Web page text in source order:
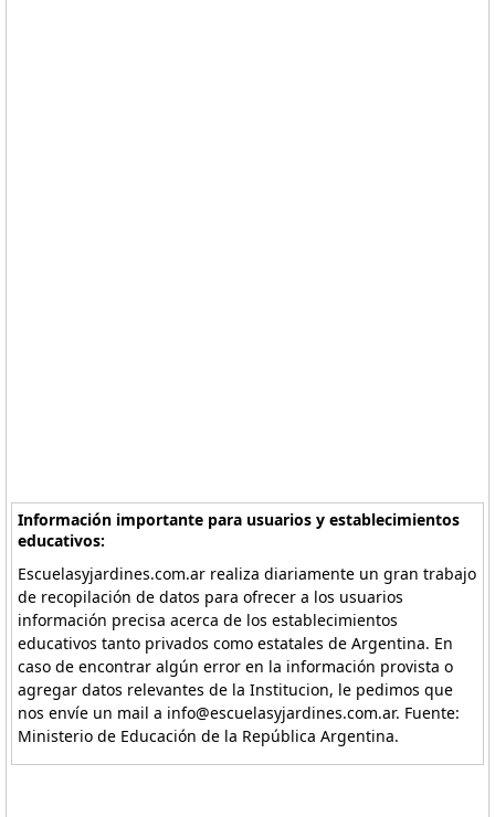
Información importante para usuarios y establecimientos
educativos:
Escuelasyjardines.com.ar realiza diariamente un gran trabajo
de recopilación de datos para ofrecer a los usuarios
información precisa acerca de los establecimientos
educativos tanto privados como estatales de Argentina. En
caso de encontrar algún error en la información provista o
agregar datos relevantes de la Institucion, le pedimos que
nos envíe un mail a info@escuelasyjardines.com.ar. Fuente:
Ministerio de Educación de la República Argentina.